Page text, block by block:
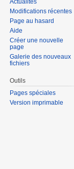
Modifications récentes
Page au hasard
Aide
Créer une nouvelle
page
Galerie des nouveaux
fichiers
Outils
Pages spéciales
Version imprimable